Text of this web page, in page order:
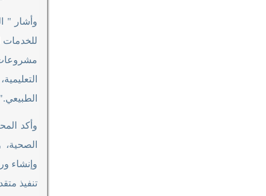
مشروعات
الطبيعي".
وإنشاء
تنفيذ